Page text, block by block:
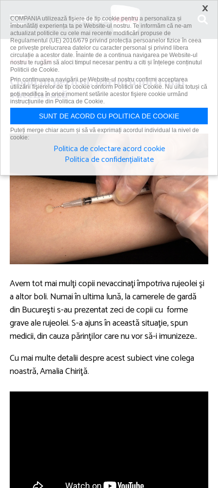
Acasă Știri Copii în pericol, părinţii nu îi mai vaccinează
Copii în pericol, părinţii nu îi mai
vaccinează
Primanews | 14 aug 2023
Avem tot mai mulţi copii nevaccinaţi împotriva rujeolei şi
a altor boli. Numai în ultima lună, la camerele de gardă
din Bucureşti s-au prezentat zeci de copii cu forme
grave ale rujeolei. S-a ajuns în această situaţie, spun
medicii, din cauza părinţilor care nu vor să-i imunizeze..
Cu mai multe detalii despre acest subiect vine colega
noastră, Amalia Chiriţă.
×
COMPANIA utilizează fişiere de tip cookie pentru a personaliza și
îmbunătăți experiența ta pe Website-ul nostru. Te informăm că ne-am
actualizat politicile cu cele mai recente modificări propuse de
Regulamentul (UE) 2016/679 privind protecția persoanelor fizice în ceea
ce privește prelucrarea datelor cu caracter personal și privind libera
circulație a acestor date. Înainte de a continua navigarea pe Website-ul
nostru te rugăm să aloci timpul necesar pentru a citi și înțelege conținutul
Politicii de Cookie.
Prin continuarea navigării pe Website-ul nostru confirmi acceptarea
utilizării fişierelor de tip cookie conform Politicii de Cookie. Nu uita totuși că
poți modifica în orice moment setările acestor fişiere cookie urmând
instrucțiunile din Politica de Cookie.
SUNT DE ACORD CU POLITICA DE COOKIE
Puteți merge chiar acum și să vă exprimați acordul individual la nivel de
cookie:
Politica de colectare acord cookie
Politica de confidențialitate